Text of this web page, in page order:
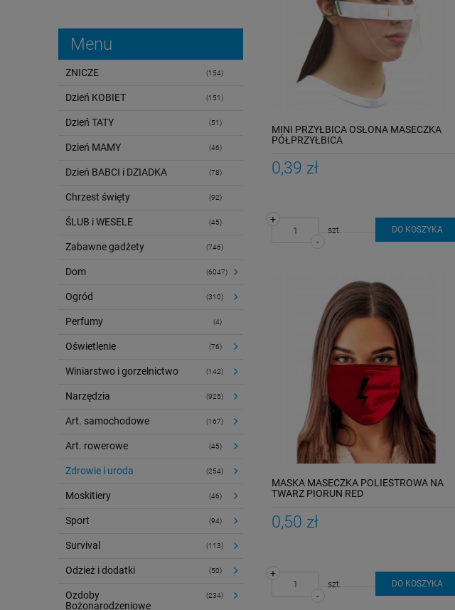
Menu
ZNICZE (154)
Dzień KOBIET (151)
Dzień TATY (51)
Dzień MAMY (46)
Dzień BABCI i DZIADKA (78)
Chrzest święty (92)
ŚLUB i WESELE (45)
Zabawne gadżety (746)
Dom (6047)
Ogród (310)
Perfumy (4)
Oświetlenie (76)
Winiarstwo i gorzelnictwo (142)
Narzędzia (925)
Art. samochodowe (167)
Art. rowerowe (45)
Zdrowie i uroda (254)
Moskitiery (46)
Sport (94)
Survival (113)
Odzież i dodatki (50)
Ozdoby
Bożonarodzeniowe
(234)
MINI PRZYŁBICA OSŁONA MASECZKA
PÓŁPRZYŁBICA
0,39 zł
-
+
szt. DO KOSZYKA
MASKA MASECZKA POLIESTROWA NA
TWARZ PIORUN RED
0,50 zł
-
+
szt. DO KOSZYKA